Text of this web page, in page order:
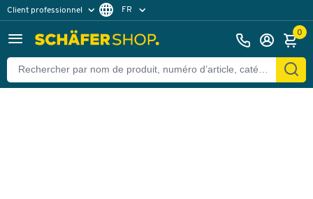
Client professionnel
Client particulier
FR
0
Retour